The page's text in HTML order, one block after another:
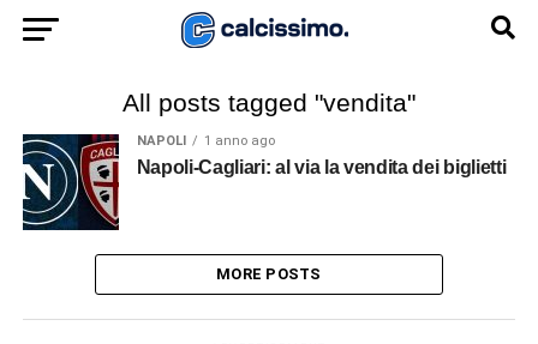
All posts tagged "vendita"
NAPOLI 1 anno ago
Napoli-Cagliari: al via la vendita dei biglietti
MORE POSTS